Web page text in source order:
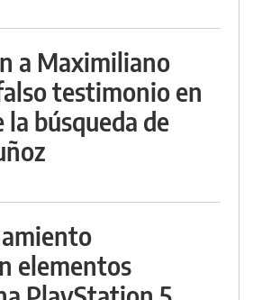
a Maximiliano
testimonio en
la búsqueda de
elementos